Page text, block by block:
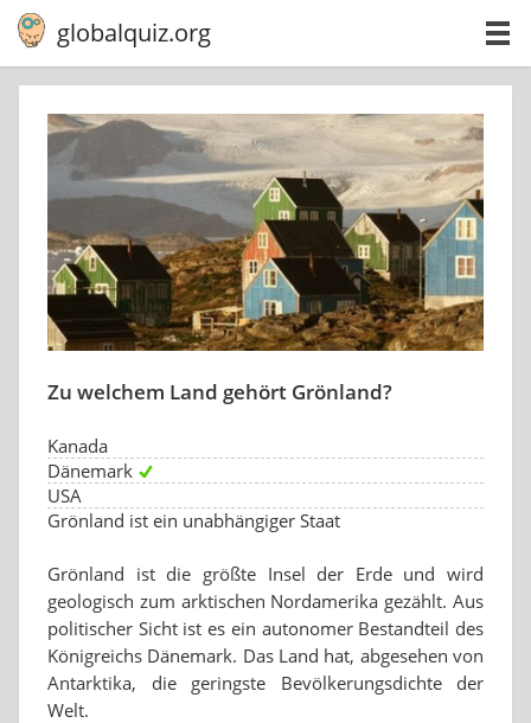
globalquiz.org
Zu welchem Land gehört Grönland?
Kanada
Dänemark
USA
Grönland ist ein unabhängiger Staat
Grönland ist die größte Insel der Erde und wird
geologisch zum arktischen Nordamerika gezählt. Aus
politischer Sicht ist es ein autonomer Bestandteil des
Königreichs Dänemark. Das Land hat, abgesehen von
Antarktika, die geringste Bevölkerungsdichte der
Welt.